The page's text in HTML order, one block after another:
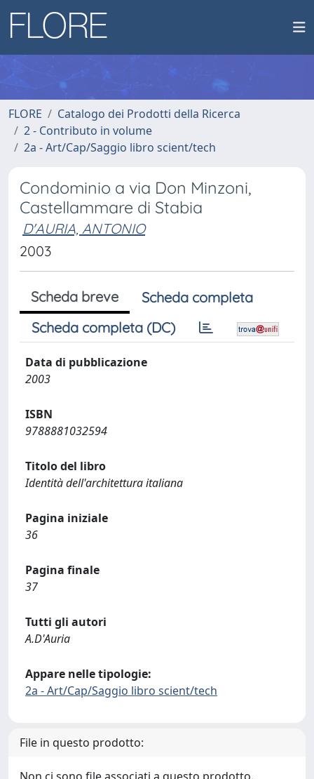
FLORE
Catalogo dei Prodotti della Ricerca
2 - Contributo in volume
2a - Art/Cap/Saggio libro scient/tech
Condominio a via Don Minzoni,
Castellammare di Stabia
D'AURIA, ANTONIO
2003
Scheda breve
Scheda completa
Scheda completa (DC)
Data di pubblicazione
2003
ISBN
9788881032594
Titolo del libro
Identità dell'architettura italiana
Pagina iniziale
36
Pagina finale
37
Tutti gli autori
A.D'Auria
Appare nelle tipologie:
2a - Art/Cap/Saggio libro scient/tech
File in questo prodotto: